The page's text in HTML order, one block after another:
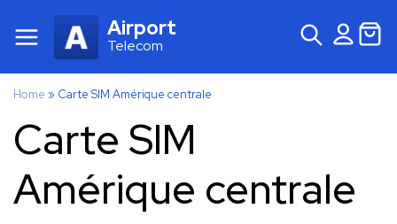
Airport
Telecom
Home » Carte SIM Amérique centrale
Carte SIM
Amérique centrale